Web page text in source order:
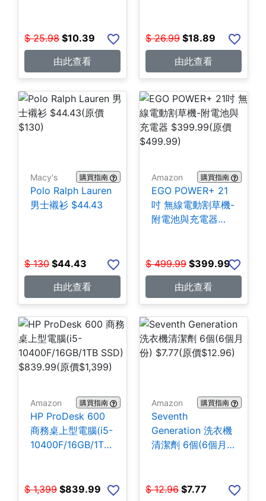
$ 25.98 $10.39
由此查看
$ 26.99 $18.89
由此查看
Macy's 購買指南
Polo Ralph Lauren
男士襯衫 $44.43
$ 130 $44.43
由此查看
Amazon 購買指南
EGO POWER+ 21
吋 無線電動割草機-
附電池與充電器
$ 499.99 $399.99
由此查看
Amazon 購買指南
HP ProDesk 600
商務桌上型電腦(i5-
10400F/16GB/1TB
$ 1,399 $839.99
Amazon 購買指南
Seventh
Generation 洗衣機
清潔劑 6個(6個月
$ 12.96 $7.77